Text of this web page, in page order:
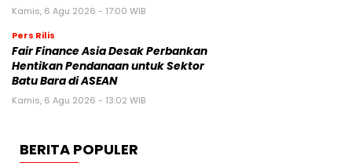
Kamis, 6 Agu 2026 - 17:00 WIB
Pers Rilis
Fair Finance Asia Desak Perbankan
Hentikan Pendanaan untuk Sektor
Batu Bara di ASEAN
Kamis, 6 Agu 2026 - 13:02 WIB
BERITA POPULER